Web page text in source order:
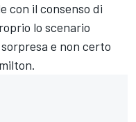
con il consenso di
lo scenario
e non certo